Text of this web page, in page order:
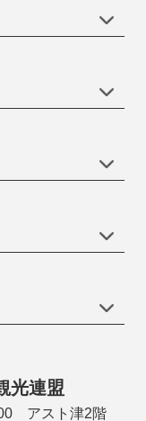
光連盟
アスト津2階